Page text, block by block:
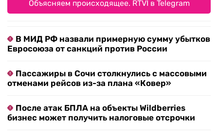
Объясняем происходящее. RTVI в Telegram
В МИД РФ назвали примерную сумму убытков
Евросоюза от санкций против России
Пассажиры в Сочи столкнулись с массовыми
отменами рейсов из-за плана «Ковер»
После атак БПЛА на объекты Wildberries
бизнес может получить налоговые отсрочки